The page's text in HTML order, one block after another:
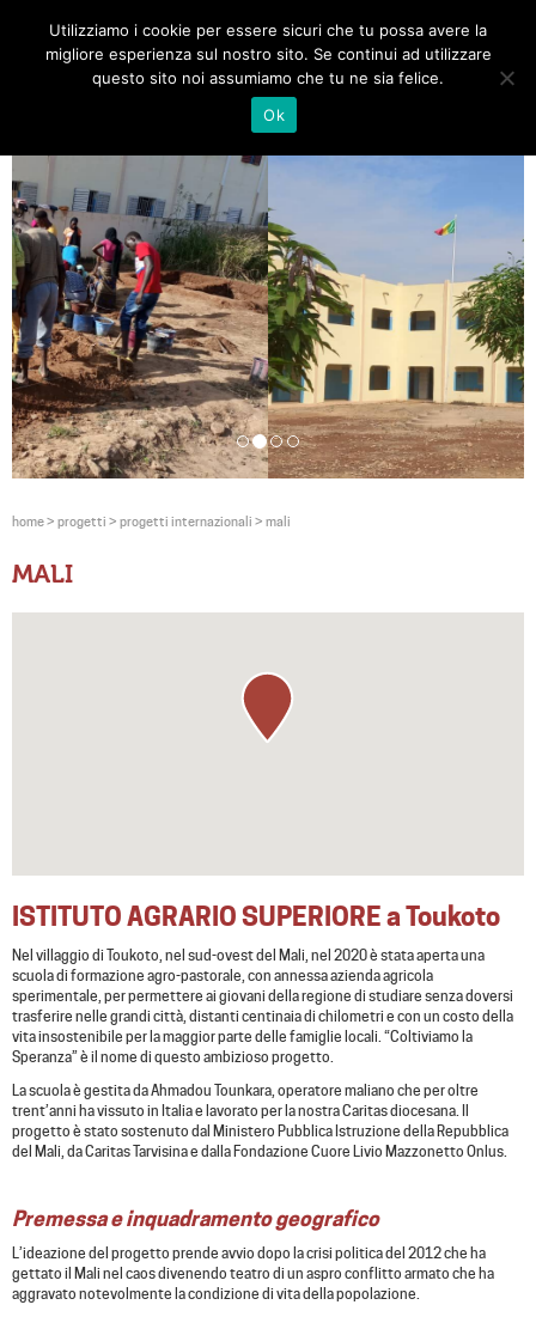
Toggle
home> progetti > progetti internazionali > mali
MALI
ISTITUTO AGRARIO SUPERIORE a Toukoto
Nel villaggio di Toukoto, nel sud-ovest del Mali, nel 2020 è stata aperta una
scuola di formazione agro-pastorale, con annessa azienda agricola
sperimentale, per permettere ai giovani della regione di studiare senza doversi
trasferire nelle grandi città, distanti centinaia di chilometri e con un costo della
vita insostenibile per la maggior parte delle famiglie locali. “Coltiviamo la
Speranza”è il nome di questo ambizioso progetto.
La scuola è gestita da Ahmadou Tounkara, operatore maliano che per oltre
trent’anni ha vissuto in Italia e lavorato per la nostra Caritas diocesana. Il
progetto è stato sostenuto dal Ministero Pubblica Istruzione della Repubblica
del Mali, da Caritas Tarvisina e dalla Fondazione Cuore Livio Mazzonetto Onlus.
Premessa e inquadramento geografico
L’ideazione del progetto prende avvio dopo la crisi politica del 2012 che ha
gettato il Mali nel caos divenendo teatro di un aspro conflitto armato che ha
aggravato notevolmente la condizione di vita della popolazione.
Utilizziamo i cookie per essere sicuri che tu possa avere la
migliore esperienza sul nostro sito. Se continui ad utilizzare
questo sito noi assumiamo che tu ne sia felice.
Ok